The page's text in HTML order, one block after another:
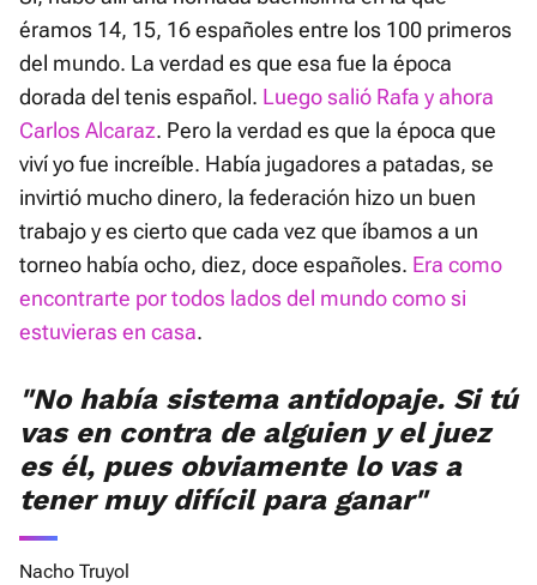
éramos 14, 15, 16 españoles entre los 100 primeros
del mundo. La verdad es que esa fue la época
dorada del tenis español. Luego salió Rafa y ahora
Carlos Alcaraz. Pero la verdad es que la época que
viví yo fue increíble. Había jugadores a patadas, se
invirtió mucho dinero, la federación hizo un buen
trabajo y es cierto que cada vez que íbamos a un
torneo había ocho, diez, doce españoles. Era como
encontrarte por todos lados del mundo como si
estuvieras en casa.
"No había sistema antidopaje. Si tú
vas en contra de alguien y el juez
es él, pues obviamente lo vas a
tener muy difícil para ganar"
Nacho Truyol